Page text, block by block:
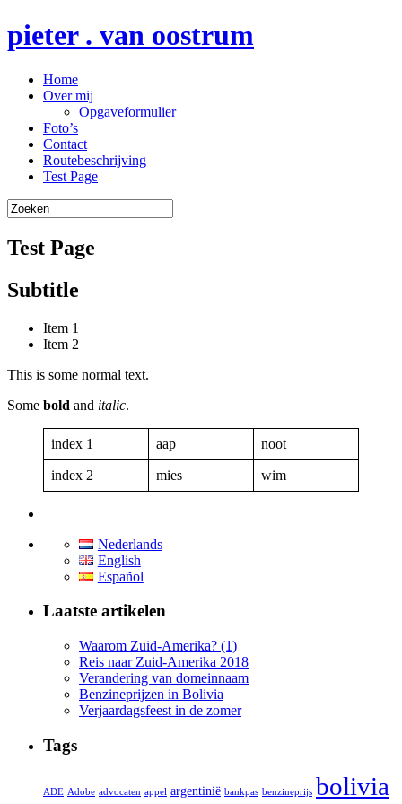
pieter . van oostrum
Home
Over mij
Opgaveformulier
Foto’s
Contact
Routebeschrijving
Test Page
Test Page
Subtitle
Item 1
Item 2
This is some normal text.
Some bold and italic.
index 1 aap noot
index 2 mies wim
Nederlands
English
Español
Laatste artikelen
Waarom Zuid-Amerika? (1)
Reis naar Zuid-Amerika 2018
Verandering van domeinnaam
Benzineprijzen in Bolivia
Verjaardagsfeest in de zomer
Tags
ADE Adobe advocaten appel argentinië bankpas benzineprijs bolivia